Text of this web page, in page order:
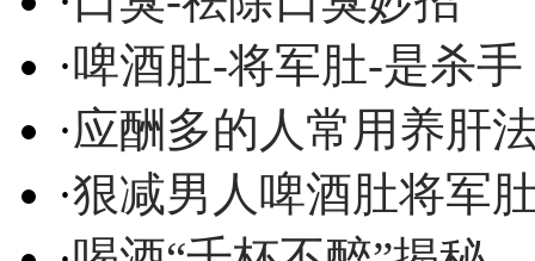
·啤酒肚-将军肚-是杀手
·应酬多的人常用养肝
·狠减男人啤酒肚将军